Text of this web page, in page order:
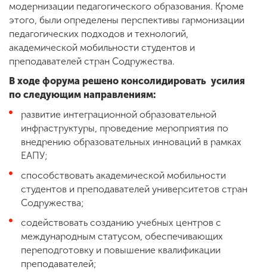
модернизации педагогического образования. Кроме
этого, были определены перспективы гармонизации
педагогических подходов и технологий,
академической мобильности студентов и
преподавателей стран Содружества.
В ходе форума решено консолидировать усилия
по следующим направлениям:
развитие интеграционной образовательной
инфраструктуры, проведение мероприятия по
внедрению образовательных инноваций в рамках
ЕАПУ;
способствовать академической мобильности
студентов и преподавателей университетов стран
Содружества;
содействовать созданию учебных центров с
международным статусом, обеспечивающих
переподготовку и повышение квалификации
преподавателей;